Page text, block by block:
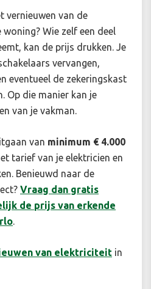
vernieuwen van de
Wie zelf een deel
kan de prijs drukken. Je
vervangen,
eventueel de zekeringskast
Op die manier kan je
van je vakman.
van minimum € 4.000
tarief van je elektricien en
Benieuwd naar de
Vraag dan gratis
de prijs van erkende
.
van elektriciteit in